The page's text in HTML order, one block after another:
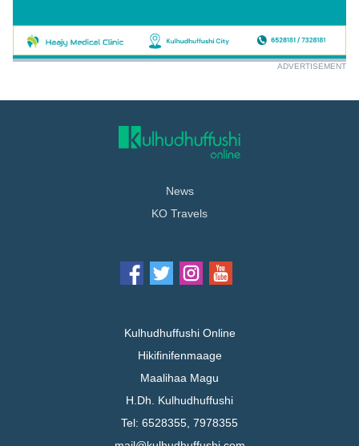
ADVERTISEMENT
News
KO Travels
Kulhudhuffushi Online
Hikifinifenmaage
Maalihaa Magu
H.Dh. Kulhudhuffushi
Tel: 6528355, 7978355